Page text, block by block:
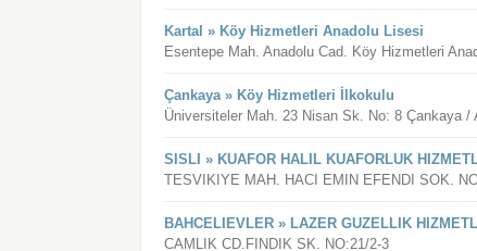
Kartal » Köy Hizmetleri Anadolu Lisesi
Esentepe Mah. Anadolu Cad. Köy Hizmetleri
Çankaya » Köy Hizmetleri İlkokulu
Üniversiteler Mah. 23 Nisan Sk. No: 8 Çankaya /
SISLI » KUAFOR HALIL KUAFORLUK
TESVIKIYE MAH. HACI EMIN EFENDI SOK.
BAHCELIEVLER » LAZER GUZELLIK
CAMLIK CD.FINDIK SK. NO:21/2-3